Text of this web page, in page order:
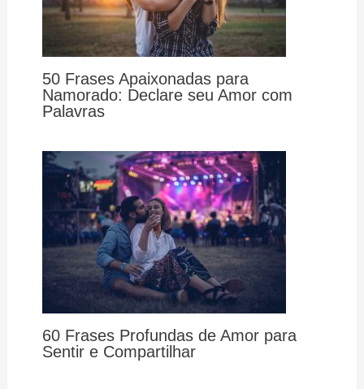
50 Frases Apaixonadas para
Namorado: Declare seu Amor com
Palavras
60 Frases Profundas de Amor para
Sentir e Compartilhar